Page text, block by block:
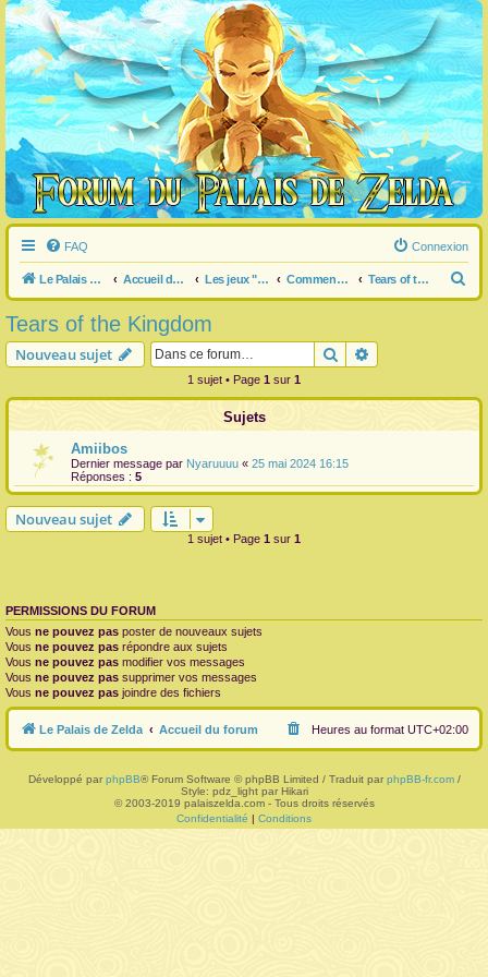
FAQ Connexion
Le Palais de Zelda Accueil du forum Les jeux "Legend of Zelda" Commentaire / question générale / info sur un jeu Tears of the Kingdom
e
c
e
Tears of the Kingdom
Nouveau sujet Rechercher
1 sujet • Page 1 sur 1
Sujets
Amiibos
Dernier message par Nyaruuuu « 25 mai 2024 16:15
Réponses : 5
Nouveau sujet
1 sujet • Page 1 sur 1
PERMISSIONS DU FORUM
Vous ne pouvez pas poster de nouveaux sujets
Vous ne pouvez pas répondre aux sujets
Vous ne pouvez pas modifier vos messages
Vous ne pouvez pas supprimer vos messages
Vous ne pouvez pas joindre des fichiers
Le Palais de Zelda Accueil du forum Heures au format UTC+02:00
Développé par phpBB® Forum Software © phpBB Limited / Traduit par phpBB-fr.com/
Style: pdz_light par Hikari
© 2003-2019 palaiszelda.com - Tous droits réservés
Confidentialité | Conditions